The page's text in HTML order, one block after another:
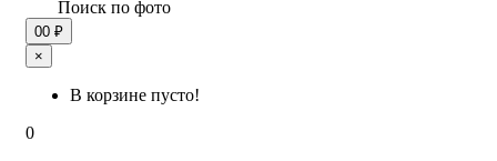
Поиск по фото
00 ₽
×
В корзине пусто!
0